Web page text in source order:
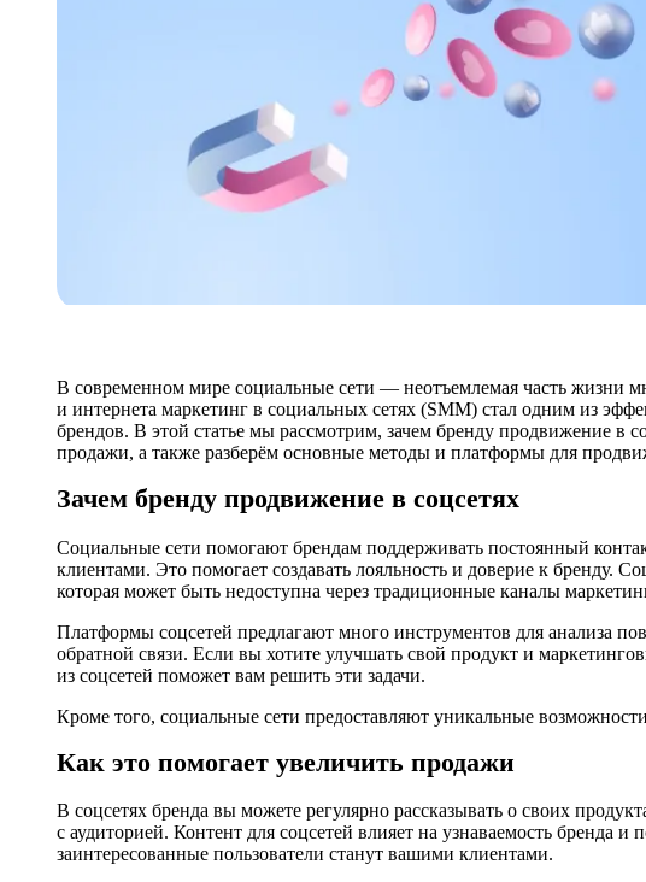
В современном мире социальные сети — неотъемлемая часть жизни
и интернета маркетинг в социальных сетях (SMM) стал одним из
брендов. В этой статье мы рассмотрим, зачем бренду продвижение в
продажи, а также разберём основные методы и платформы для
Зачем бренду продвижение в соцсетях
Социальные сети помогают брендам поддерживать постоянный
клиентами. Это помогает создавать лояльность и доверие к бренду.
которая может быть недоступна через традиционные каналы
Платформы соцсетей предлагают много инструментов для анализа
обратной связи. Если вы хотите улучшать свой продукт и
из соцсетей поможет вам решить эти задачи.
Кроме того, социальные сети предоставляют уникальные
Как это помогает увеличить продажи
В соцсетях бренда вы можете регулярно рассказывать о своих
с аудиторией. Контент для соцсетей влияет на узнаваемость бренда и
заинтересованные пользователи станут вашими клиентами.